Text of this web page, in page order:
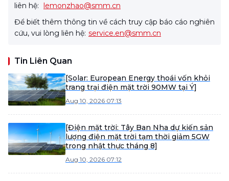
liên hệ: lemonzhao@smm.cn
Để biết thêm thông tin về cách truy cập báo cáo nghiên
cứu, vui lòng liên hệ: service.en@smm.cn
Tin Liên Quan
[Solar: European Energy thoái vốn khỏi
trang trại điện mặt trời 90MW tại Ý]
Aug 10, 2026 07:13
[Điện mặt trời: Tây Ban Nha dự kiến sản
lượng điện mặt trời tạm thời giảm 5GW
trong nhật thực tháng 8]
Aug 10, 2026 07:12